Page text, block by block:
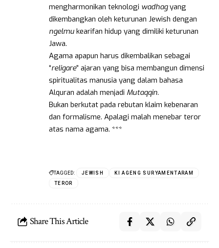
mengharmonikan teknologi wadhagyang
dikembangkan oleh keturunan Jewish dengan
ngelmu kearifan hidup yang dimiliki keturunan
Jawa.
Agama apapun harus dikembalikan sebagai
“religare” ajaran yang bisa membangun dimensi
spiritualitas manusia yang dalam bahasa
Alquran adalah menjadi Mutaqqin.
Bukan berkutat pada rebutan klaim kebenaran
dan formalisme. Apalagi malah menebar teror
atas nama agama. ***
TAGGED: JEWISH
KI AGENG SURYAMENTARAM
TEROR
Share This Article